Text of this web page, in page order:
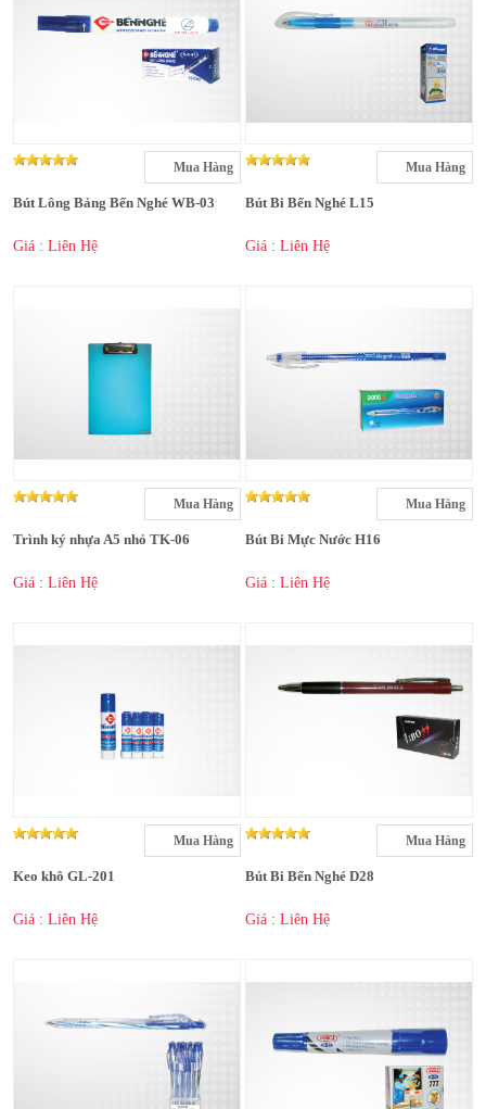
Mua Hàng
Bút Lông Bảng Bến Nghé WB-03
Giá : Liên Hệ
Mua Hàng
Bút Bi Bến Nghé L15
Giá : Liên Hệ
Mua Hàng
Trình ký nhựa A5 nhỏ TK-06
Giá : Liên Hệ
Mua Hàng
Bút Bi Mực Nước H16
Giá : Liên Hệ
Mua Hàng
Keo khô GL-201
Giá : Liên Hệ
Mua Hàng
Bút Bi Bến Nghé D28
Giá : Liên Hệ